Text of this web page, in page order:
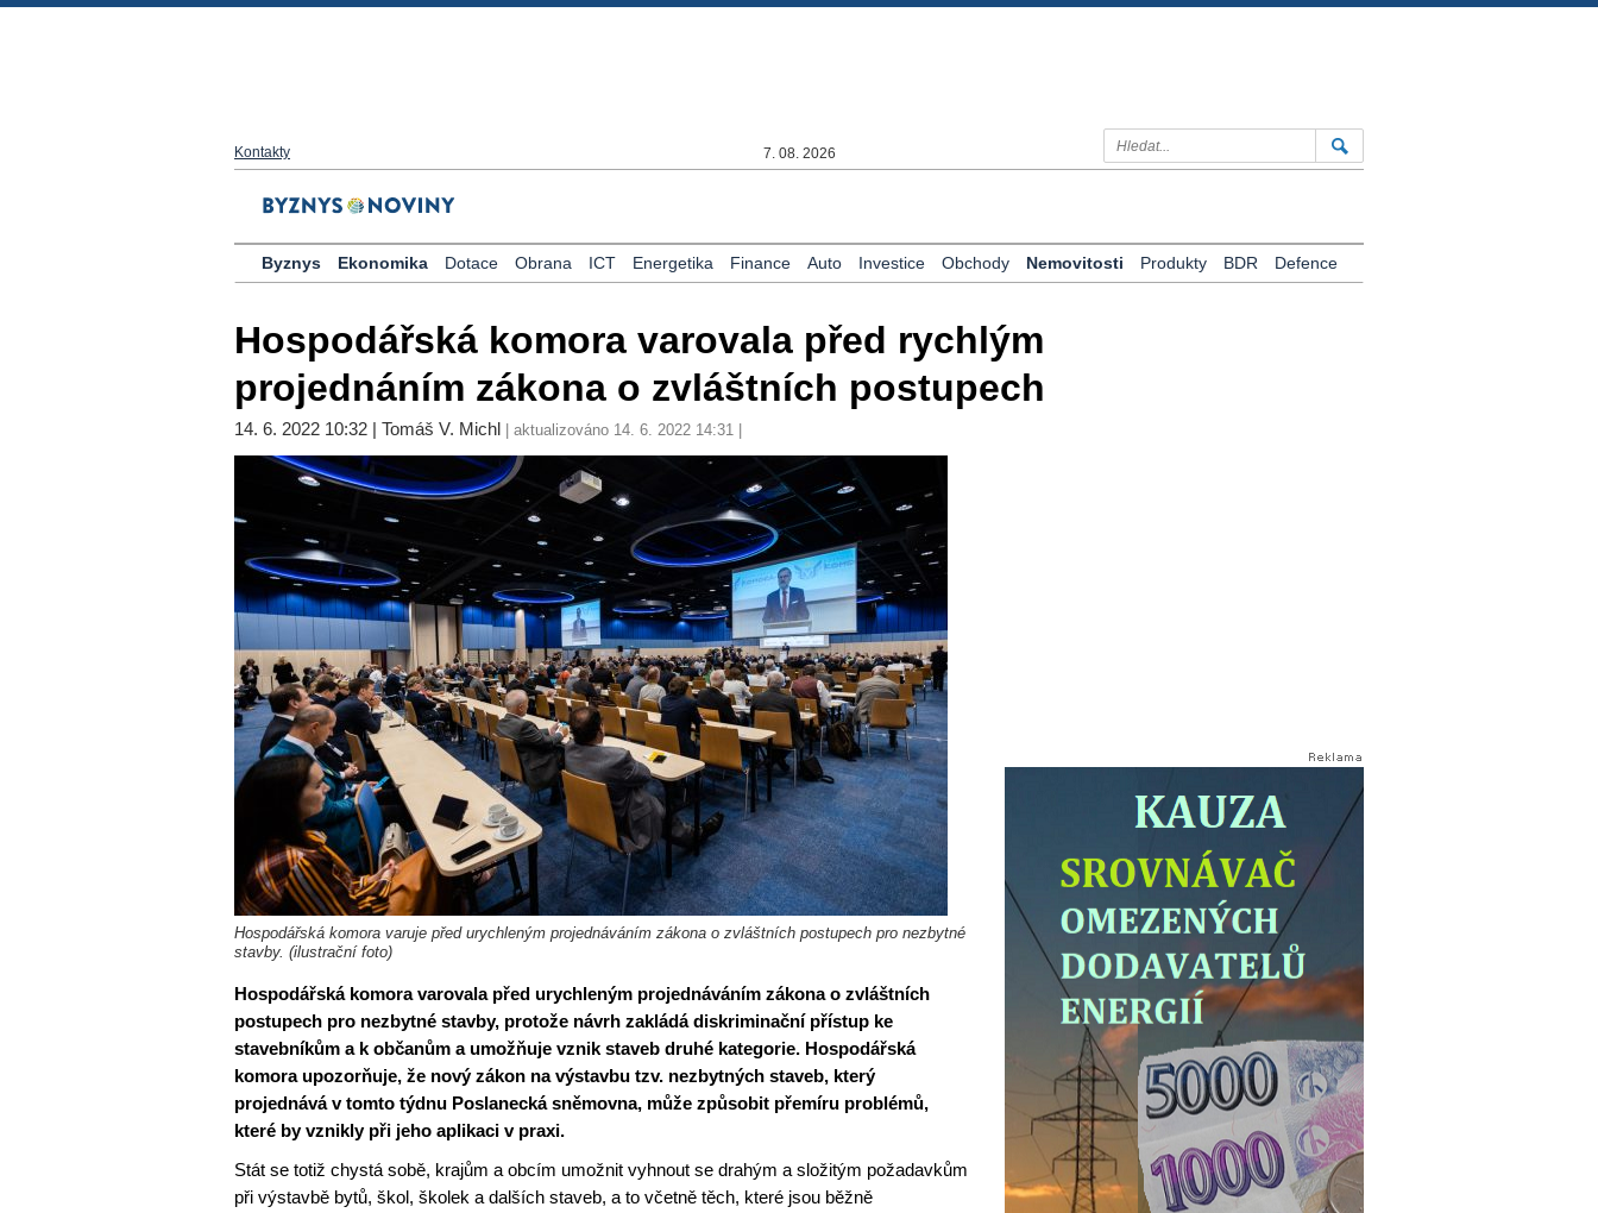
Kontakty 7. 08. 2026
Byznys Ekonomika Dotace Obrana ICT Energetika Finance Auto Investice Obchody Nemovitosti Produkty BDR Defence
Hospodářská komora varovala před rychlým
projednáním zákona o zvláštních postupech
14. 6. 2022 10:32 | Tomáš V. Michl | aktualizováno 14. 6. 2022 14:31 |
Hospodářská komora varuje před urychleným projednáváním zákona o zvláštních postupech pro nezbytné
stavby. (ilustrační foto)
Hospodářská komora varovala před urychleným projednáváním zákona o zvláštních
postupech pro nezbytné stavby, protože návrh zakládá diskriminační přístup ke
stavebníkům a k občanům a umožňuje vznik staveb druhé kategorie. Hospodářská
komora upozorňuje, že nový zákon na výstavbu tzv. nezbytných staveb, který
projednává v tomto týdnu Poslanecká sněmovna, může způsobit přemíru problémů,
které by vznikly při jeho aplikaci v praxi.
Stát se totiž chystá sobě, krajům a obcím umožnit vyhnout se drahým a složitým požadavkům
při výstavbě bytů, škol, školek a dalších staveb, a to včetně těch, které jsou běžně